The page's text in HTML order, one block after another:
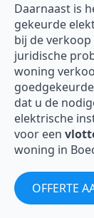
Daarnaast is
gekeurde
bij de
juridische
woning
dat u de
elektrische
voor een
woning in
OFFERTE